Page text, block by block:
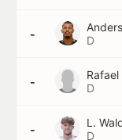
-
D
-
D
-
L.
D